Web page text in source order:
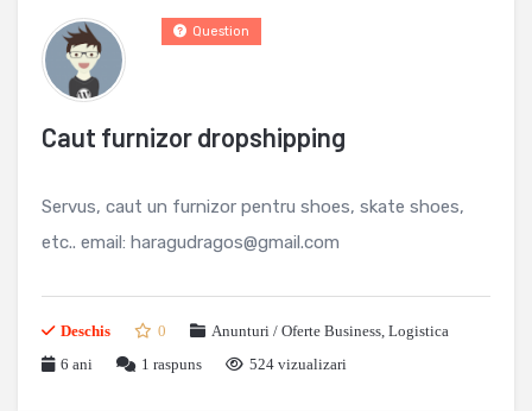
Caut furnizor dropshipping
Question
Servus, caut un furnizor pentru shoes, skate shoes,
etc.. email: haragudragos@gmail.com
Deschis 0 Anunturi / Oferte Business, Logistica
6 ani
1 raspuns 524 vizualizari